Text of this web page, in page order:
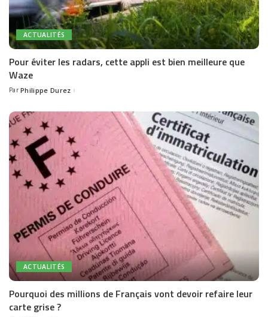
ACTUALITÉS
Pour éviter les radars, cette appli est bien meilleure que
Waze
Posted
Par Philippe Durez
ACTUALITÉS
Pourquoi des millions de Français vont devoir refaire leur
carte grise ?